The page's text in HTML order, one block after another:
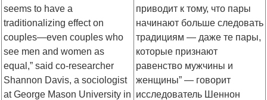
seems to have a
traditionalizing effect on
couples—even couples who
see men and women as
equal,” said co-researcher
Shannon Davis, a sociologist
at George Mason University in
приводит к тому, что пары
начинают больше следовать
традициям — даже те пары,
которые признают
равенство мужчины и
женщины” — говорит
исследователь Шеннон